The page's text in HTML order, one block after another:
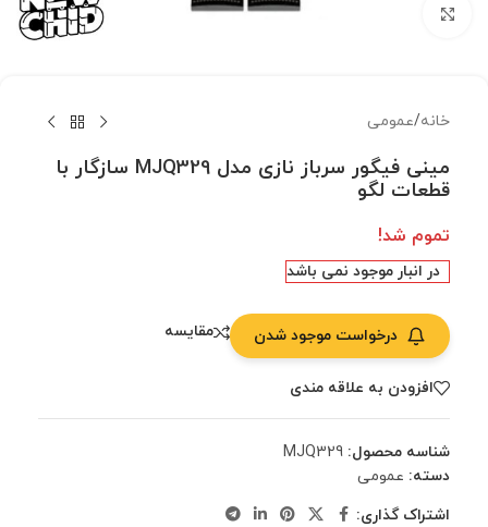
خانه/عمومی
مینی فیگور سرباز نازی مدل MJQ329 سازگار با
قطعات لگو
تموم شد!
در انبار موجود نمی باشد
درخواست موجود شدن مقایسه
افزودن به علاقه مندی
شناسه محصول: MJQ329
دسته: عمومی
اشتراک گذاری: